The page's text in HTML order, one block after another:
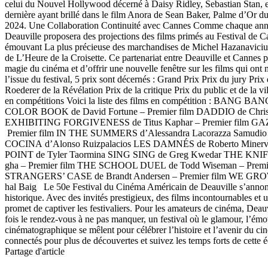
celui du Nouvel Hollywood décerné à Daisy Ridley, Sebastian Stan,
dernière ayant brillé dans le film Anora de Sean Baker, Palme d’Or
2024. Une Collaboration Continuité avec Cannes Comme chaque
Deauville proposera des projections des films primés au Festival de
émouvant La plus précieuse des marchandises de Michel
de L’Heure de la Croisette. Ce partenariat entre Deauville et Cannes
magie du cinéma et d’offrir une nouvelle fenêtre sur les films qui ont
l’issue du festival, 5 prix sont décernés : Grand Prix Prix du jury
Roe­de­rer de la Révé­la­tion Prix de la critique Prix du public et de la
en compétitions Voici la liste des films en compétition : BANG
COLOR BOOK de David For­tune – Pre­mier film DADDIO de
EXHIBITING FORGIVENESS de Titus Kaphar – Pre­mier film
Pre­mier film IN THE SUMMERS d’Ales­san­dra Laco­raz­za
COCINA d’Alon­so Ruizpalacios LES DAMNÉS de Rober­to
POINT de Tyler Taor­mi­na SING SING de Greg Kwedar THE
gha – Pre­mier film THE SCHOOL DUEL de Todd Wise­man –
STRANGERS’ CASE de Brandt Ander­sen – Pre­mier film WE
hal Baig Le 50e Festival du Cinéma Américain de Deauville
historique. Avec des invités prestigieux, des films incontournables et
promet de captiver les festivaliers. Pour les amateurs de cinéma,
fois le rendez-vous à ne pas manquer, un festival où le glamour,
cinématographique se mêlent pour célébrer l’histoire et l’avenir du
connectés pour plus de découvertes et suivez les temps forts de cette
Partage d'article